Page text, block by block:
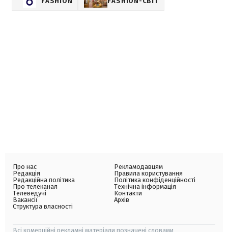
Про нас
Редакція
Редакційна політика
Про телеканал
Телеведучі
Вакансії
Структура власності
Рекламодавцям
Правила користування
Політика конфіденційності
Технічна інформація
Контакти
Архів
Всі комерційні рекламні матеріали позначені словами